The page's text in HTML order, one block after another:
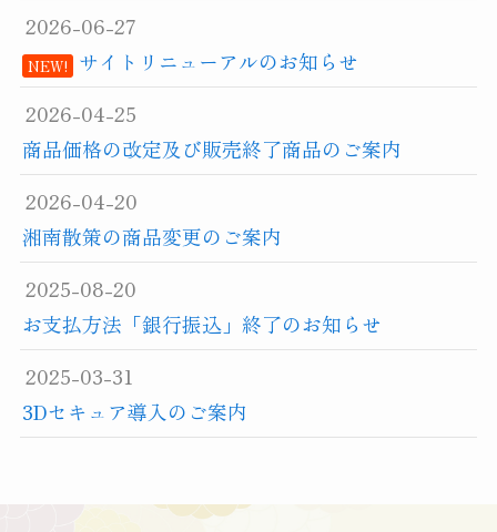
2026-06-27
NEW! サイトリニューアルのお知らせ
2026-04-25
商品価格の改定及び販売終了商品のご案内
2026-04-20
湘南散策の商品変更のご案内
2025-08-20
お支払方法「銀行振込」終了のお知らせ
2025-03-31
3Dセキュア導入のご案内